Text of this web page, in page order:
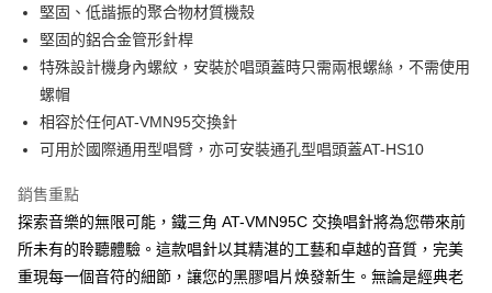
堅固、低諧振的聚合物材質機殼
堅固的鋁合金管形針桿
特殊設計機身內螺紋，安裝於唱頭蓋時只需兩根螺絲，不需使用
螺帽
相容於任何AT-VMN95交換針
可用於國際通用型唱臂，亦可安裝通孔型唱頭蓋AT-HS10
銷售重點
探索音樂的無限可能，鐵三角 AT-VMN95C 交換唱針將為您帶來前
所未有的聆聽體驗。這款唱針以其精湛的工藝和卓越的音質，完美
重現每一個音符的細節，讓您的黑膠唱片焕發新生。無論是經典老